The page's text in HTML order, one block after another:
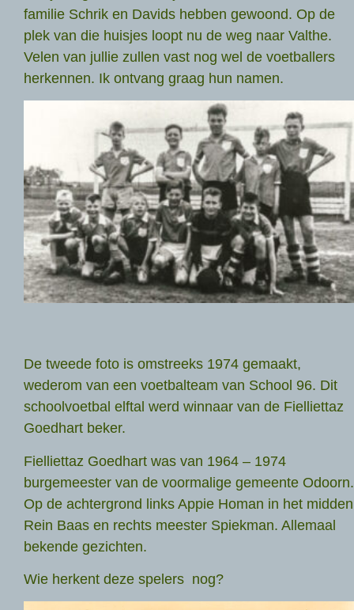
familie Schrik en Davids hebben gewoond. Op de
plek van die huisjes loopt nu de weg naar Valthe.
Velen van jullie zullen vast nog wel de voetballers
herkennen. Ik ontvang graag hun namen.
De tweede foto is omstreeks 1974 gemaakt,
wederom van een voetbalteam van School 96. Dit
schoolvoetbal elftal werd winnaar van de Fielliettaz
Goedhart beker.
Fielliettaz Goedhart was van 1964 – 1974
burgemeester van de voormalige gemeente Odoorn.
Op de achtergrond links Appie Homan in het midden
Rein Baas en rechts meester Spiekman. Allemaal
bekende gezichten.
Wie herkent deze spelers nog?